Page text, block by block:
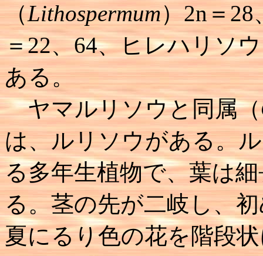
（Lithospermum）2n＝
＝22、64、ヒレハリソ
ある。
ヤマルリソウと同属（
は、ルリソウがある。
る多年生植物で、葉は
る。茎の先が二岐し、
夏にるり色の花を階段